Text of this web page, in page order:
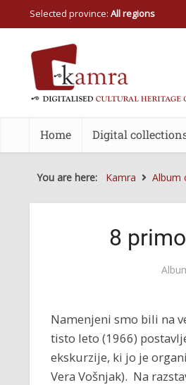
Selected province: All regions
Home Digital
You are here: Kamra Album
8
Namenjeni smo bili na
tisto leto (1966)
ekskurzije, ki jo je
Vera Vošnjak). Na